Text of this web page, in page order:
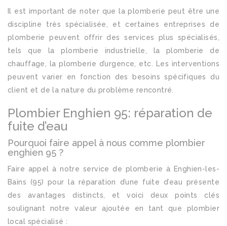
Il est important de noter que la plomberie peut être une
discipline très spécialisée, et certaines entreprises de
plomberie peuvent offrir des services plus spécialisés,
tels que la plomberie industrielle, la plomberie de
chauffage, la plomberie d’urgence, etc. Les interventions
peuvent varier en fonction des besoins spécifiques du
client et de la nature du problème rencontré.
Plombier Enghien 95: réparation de
fuite d’eau
Pourquoi faire appel à nous comme plombier
enghien 95 ?
Faire appel à notre service de plomberie à Enghien-les-
Bains (95) pour la réparation d’une fuite d’eau présente
des avantages distincts, et voici deux points clés
soulignant notre valeur ajoutée en tant que plombier
local spécialisé :